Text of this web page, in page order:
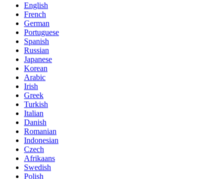
English
French
German
Portuguese
Spanish
Russian
Japanese
Korean
Arabic
Irish
Greek
Turkish
Italian
Danish
Romanian
Indonesian
Czech
Afrikaans
Swedish
Polish